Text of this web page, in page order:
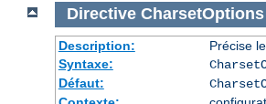
Directive CharsetOptions
Description:
Précise
Syntaxe:
Défaut: